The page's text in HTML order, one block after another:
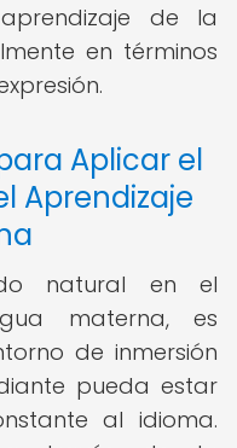
de la
en términos
Aplicar el
Aprendizaje
natural en el
materna, es
de inmersión
pueda estar
al idioma.